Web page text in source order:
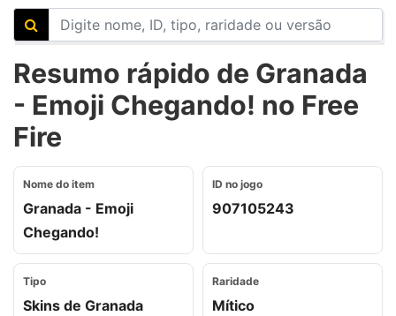
Resumo rápido de Granada
- Emoji Chegando! no Free
Fire
Nome do item
Granada - Emoji
Chegando!
ID no jogo
907105243
Tipo
Skins de Granada
Raridade
Mítico